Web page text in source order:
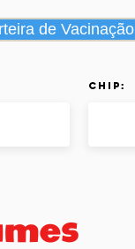
de Vacinação
Chip: